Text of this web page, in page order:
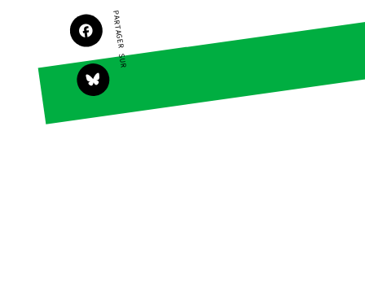
campagnes
Transmettre tout
ou partie de son
patrimoine
Télécharger
gratuitement les
citoyens
Multinationales
PARTAGER SUR